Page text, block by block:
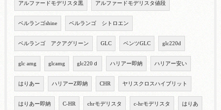
アルファードモデリスタ黒 アルファードモデリスタ値段
ベルランゴshine ベルランゴ シトロエン
ベルランゴ アクアグリーン GLC ベンツGLC glc220d
glc amg glcamg glc220ｄ ハリアー即納 ハリアー安い
はりあー ハリアーZ即納 CHR ヤリスクロスハイブリット
はりあー即納 C-HR chrモデリスタ c-hrモデリスタ はりあ